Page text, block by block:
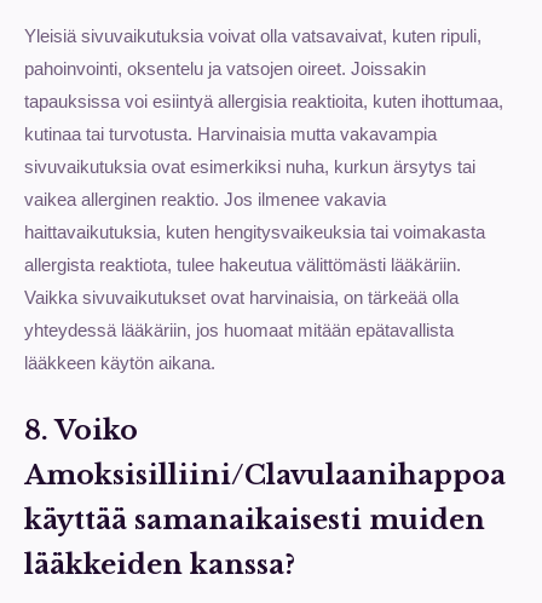
Yleisiä sivuvaikutuksia voivat olla vatsavaivat, kuten ripuli,
pahoinvointi, oksentelu ja vatsojen oireet. Joissakin
tapauksissa voi esiintyä allergisia reaktioita, kuten ihottumaa,
kutinaa tai turvotusta. Harvinaisia mutta vakavampia
sivuvaikutuksia ovat esimerkiksi nuha, kurkun ärsytys tai
vaikea allerginen reaktio. Jos ilmenee vakavia
haittavaikutuksia, kuten hengitysvaikeuksia tai voimakasta
allergista reaktiota, tulee hakeutua välittömästi lääkäriin.
Vaikka sivuvaikutukset ovat harvinaisia, on tärkeää olla
yhteydessä lääkäriin, jos huomaat mitään epätavallista
lääkkeen käytön aikana.
8. Voiko
Amoksisilliini/Clavulaanihappoa
käyttää samanaikaisesti muiden
lääkkeiden kanssa?